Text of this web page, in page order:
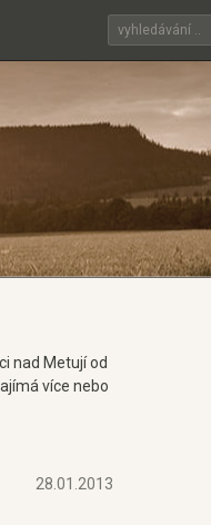
nad Metují od
více nebo
28.01.2013